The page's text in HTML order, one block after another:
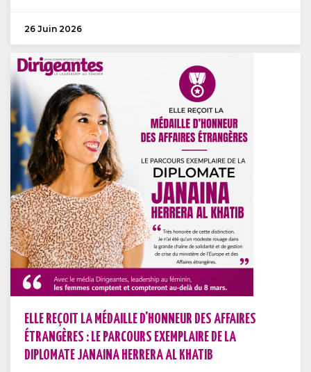
26 Juin 2026
ELLE REÇOIT LA MÉDAILLE D'HONNEUR DES AFFAIRES
ÉTRANGÈRES : LE PARCOURS EXEMPLAIRE DE LA
DIPLOMATE JANAINA HERRERA AL KHATIB